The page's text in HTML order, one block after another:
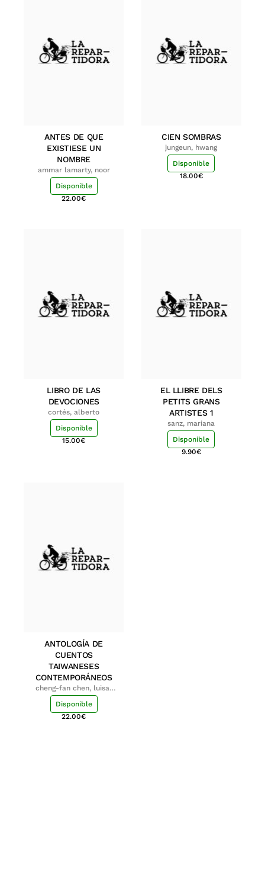
ANTES DE QUE
EXISTIESE UN
NOMBRE
ammar lamarty, noor
Disponible
22.00€
CIEN SOMBRAS
jungeun, hwang
Disponible
18.00€
LIBRO DE LAS
DEVOCIONES
cortés, alberto
Disponible
15.00€
EL LLIBRE DELS
PETITS GRANS
ARTISTES 1
sanz, mariana
Disponible
9.90€
ANTOLOGÍA DE
CUENTOS
TAIWANESES
CONTEMPORÁNEOS
cheng-fan chen, luisa;
shu-ying chang, luisa
Disponible
22.00€